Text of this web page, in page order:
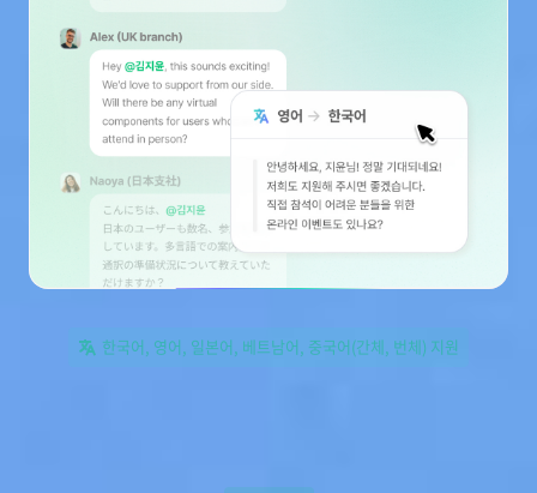
한국어, 영어, 일본어, 베트남어, 중국어(간체, 번체) 지원